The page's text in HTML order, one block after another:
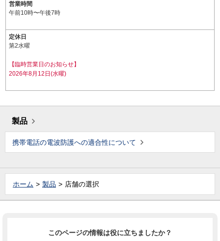
営業時間
午前10時〜午後7時
定休日
第2水曜
【臨時営業日のお知らせ】
2026年8月12日(水曜)
製品
携帯電話の電波防護への適合性について
ホーム 製品 店舗の選択
このページの情報は役に立ちましたか？